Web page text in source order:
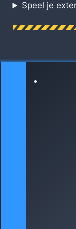
Speel je